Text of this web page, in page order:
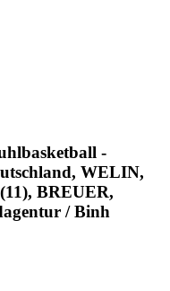
-
WELIN,
BREUER,
/ Binh